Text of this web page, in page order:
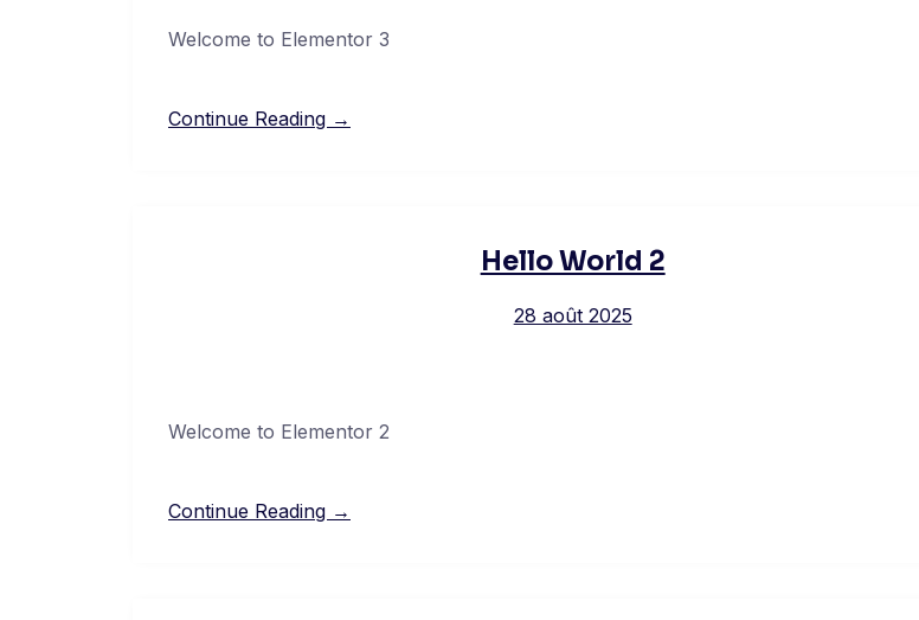
Welcome to Elementor 3
Continue Reading →
Hello World 2
28 août 2025
Welcome to Elementor 2
Continue Reading →